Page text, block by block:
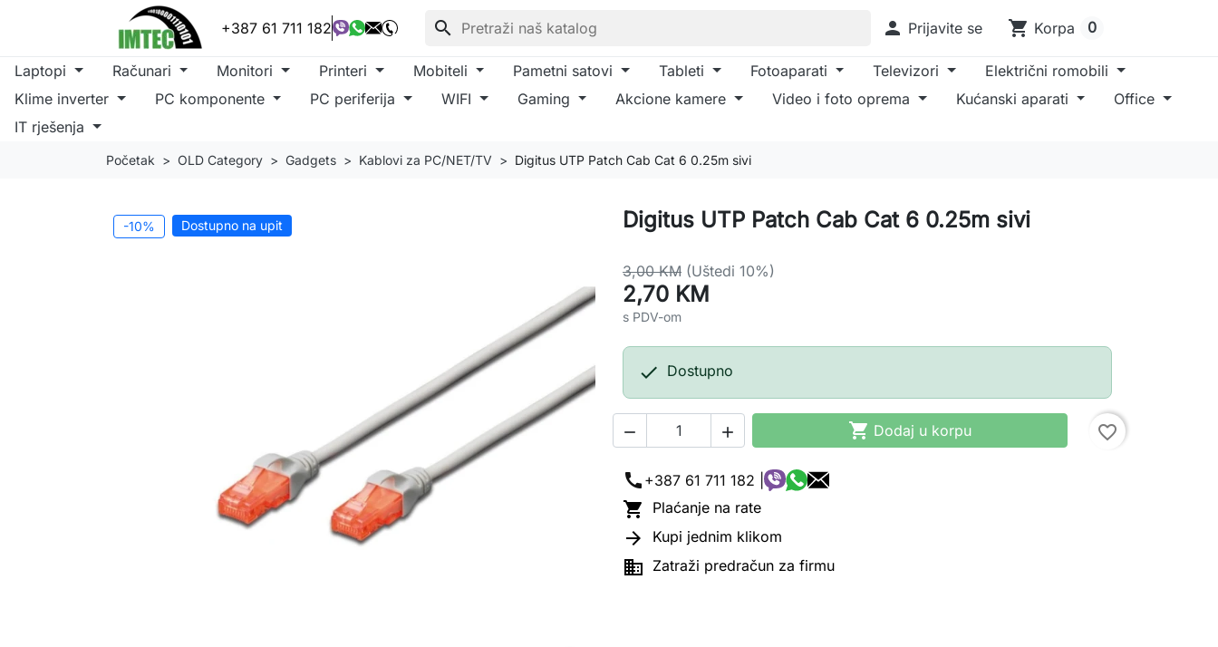
+387 61 711 182 search  Prijavite se shopping_cart Korpa 0
Laptopi Računari Monitori Printeri Mobiteli Pametni satovi Tableti Fotoaparati Televizori
Električni romobili
Klime inverter
PC komponente PC periferija WIFI Gaming Akcione kamere Video i foto oprema Kućanski aparati
Office
IT rješenja
Početak OLD Category Gadgets Kablovi za PC/NET/TV Digitus UTP Patch Cab Cat 6 0.25m sivi
-10% Dostupno na upit Digitus UTP Patch Cab Cat 6 0.25m sivi
3,00 KM (Uštedi 10%)
2,70 KM
s PDV-om
 Dostupno
   Dodaj u korpu favorite_border
call +387 61 711 182 |
 Plaćanje na rate
 Kupi jednim klikom
 Zatraži predračun za firmu